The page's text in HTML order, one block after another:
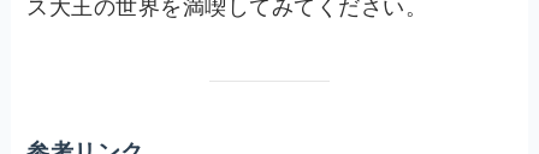
ス大王の世界を満喫してみてください。